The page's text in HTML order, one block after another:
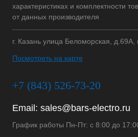
характеристиках и комплектности
от данных производителя
г. Казань улица Беломорская, д.69А,
Посмотреть на карте
+7 (843) 526-73-20
Email: sales@bars-electro.ru
График работы Пн-Пт: с 8:00 до